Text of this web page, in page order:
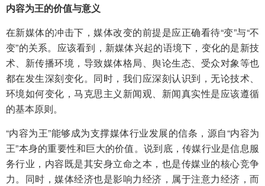
内容为王的价值与意义
在新媒体的冲击下，媒体改变的前提是应正确看待“变”与“不
变”的关系。应该看到，新媒体兴起的语境下，变化的是新技
术、新传播环境，导致媒体格局、舆论生态、受众对象等也
都在发生深刻变化。同时，我们应深刻认识到，无论技术、
环境如何变化，马克思主义新闻观、新闻真实性是应该遵循
的基本原则。
“内容为王”能够成为支撑媒体行业发展的信条，源自“内容为
王”本身的重要性和巨大的价值。说到底，传媒行业是信息服
务行业，内容既是其安身立命之本，也是传媒业的核心竞争
力。同时，媒体经济也是影响力经济，属于注意力经济，而